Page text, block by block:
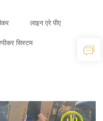
लाइन एरे पीए
सिस्टम